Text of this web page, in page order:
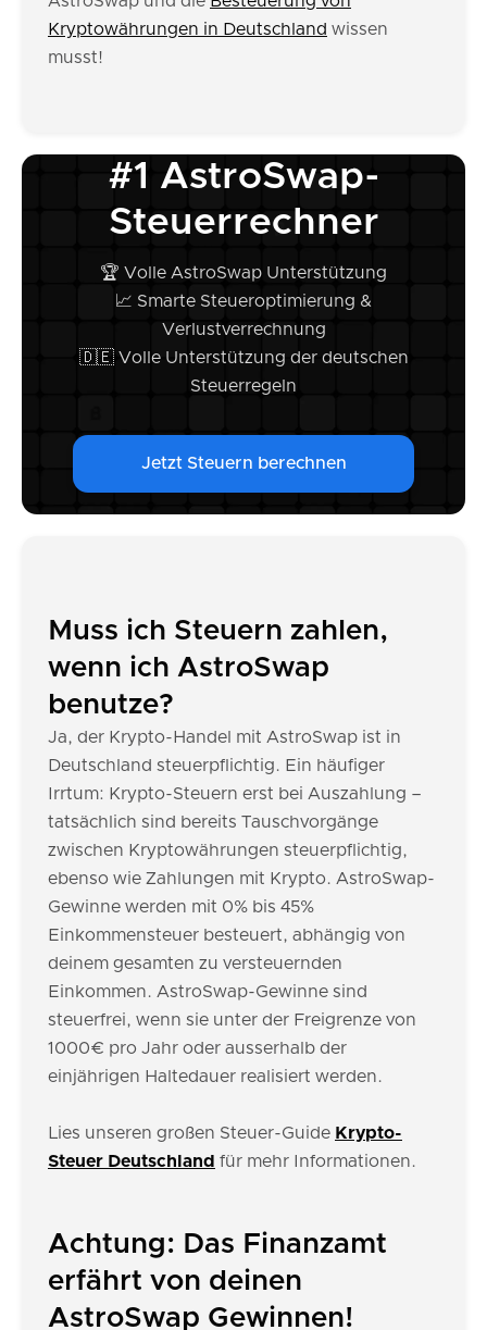
Kryptowährungen in Deutschland wissen
musst!
#1 AstroSwap-
Steuerrechner
🏆 Volle AstroSwap Unterstützung
📈 Smarte Steueroptimierung &
Verlustverrechnung
🇩🇪 Volle Unterstützung der deutschen
Steuerregeln
Jetzt Steuern berechnen
Muss ich Steuern zahlen,
wenn ich AstroSwap
benutze?
Ja, der Krypto-Handel mit AstroSwap ist in
Deutschland steuerpflichtig. Ein häufiger
Irrtum: Krypto-Steuern erst bei Auszahlung –
tatsächlich sind bereits Tauschvorgänge
zwischen Kryptowährungen steuerpflichtig,
ebenso wie Zahlungen mit Krypto. AstroSwap-
Gewinne werden mit 0% bis 45%
Einkommensteuer besteuert, abhängig von
deinem gesamten zu versteuernden
Einkommen. AstroSwap-Gewinne sind
steuerfrei, wenn sie unter der Freigrenze von
1000€ pro Jahr oder ausserhalb der
einjährigen Haltedauer realisiert werden.
Lies unseren großen Steuer-Guide Krypto-
Steuer Deutschland für mehr Informationen.
Achtung: Das Finanzamt
erfährt von deinen
AstroSwap Gewinnen!